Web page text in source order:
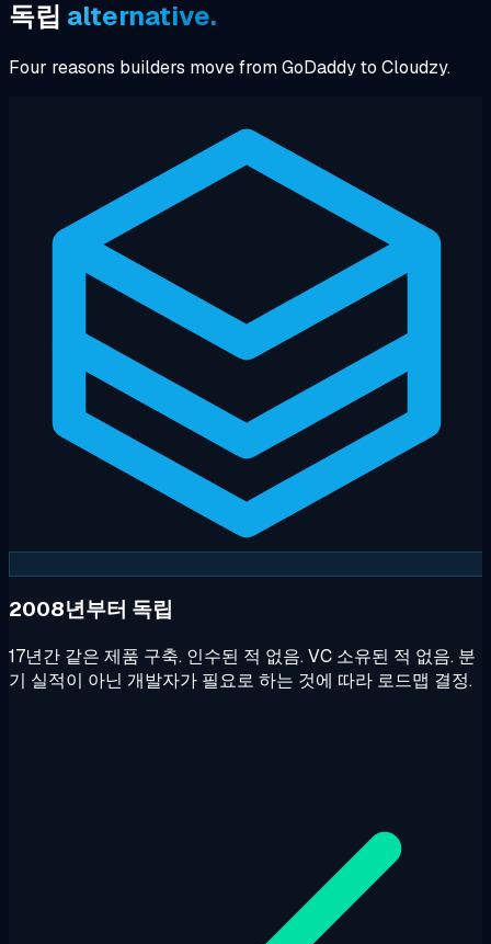
독립 alternative.
Four reasons builders move from GoDaddy to Cloudzy.
2008년부터 독립
17년간 같은 제품 구축. 인수된 적 없음. VC 소유된 적 없음. 분
기 실적이 아닌 개발자가 필요로 하는 것에 따라 로드맵 결정.